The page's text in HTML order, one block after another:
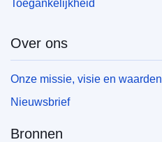
Toegankelijkheid
Over ons
Onze missie, visie en waarden
Nieuwsbrief
Bronnen